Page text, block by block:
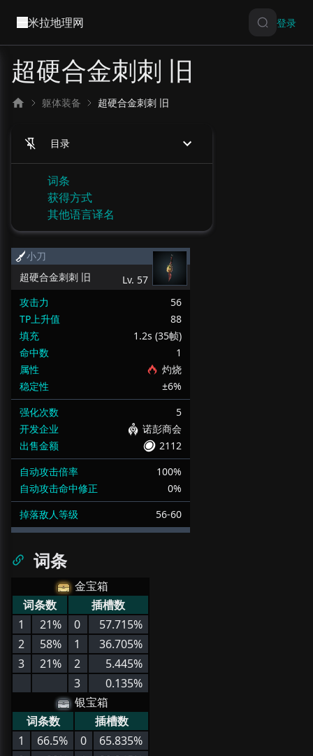
米拉地理网 登录
超硬合金刺刺 旧
躯体装备 超硬合金刺刺 旧
目录
词条
获得方式
其他语言译名
小刀
超硬合金刺刺 旧
Lv. 57
攻击力
56
TP上升值
88
填充
1.2s (35帧)
命中数
1
属性
灼烧
稳定性
±6%
强化次数
5
开发企业
诺彭商会
出售金额
2112
自动攻击倍率
100%
自动攻击命中修正
0%
掉落敌人等级
56-60
词条
金宝箱
词条数
插槽数
1
21% 0
57.715%
2
58% 1
36.705%
3
21% 2
5.445%
3
0.135%
银宝箱
词条数
插槽数
1
66.5% 0
65.835%